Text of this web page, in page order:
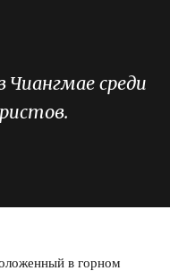
среди
в горном